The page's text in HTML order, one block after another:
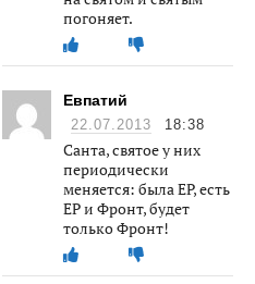
погоняет.
Евпатий
22.07.2013 18:38
Санта, святое у них
периодически
меняется: была ЕР, есть
ЕР и Фронт, будет
только Фронт!